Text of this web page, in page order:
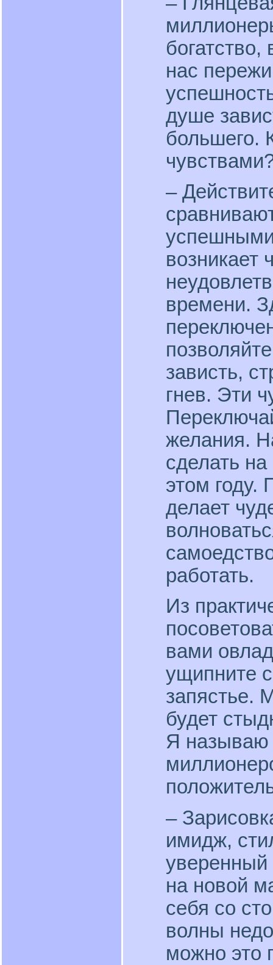
нас
душе
большего.
–
успешными
возникает
времени.
зависть,
гнев. Эти
желания.
сделать
этом году.
делает
работать.
Из
вами
ущипните
запястье.
будет
Я называю
–
имидж,
уверенный
на новой
себя со
волны
можно это